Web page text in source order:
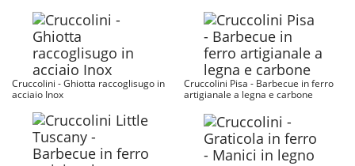
Cruccolini - Ghiotta raccoglisugo in
acciaio Inox
Cruccolini Pisa - Barbecue in ferro
artigianale a legna e carbone